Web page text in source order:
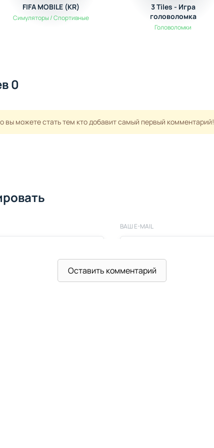
FIFA MOBILE (KR)
Симуляторы / Спортивные
3 Tiles - Игра
головоломка
Головоломки
0
вы можете стать тем кто добавит самый первый комментарий!
ВАШ E-MAIL
Оставить комментарий